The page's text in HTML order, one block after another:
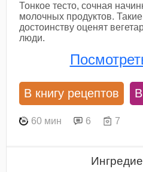
Тонкое тесто, сочная
молочных продуктов.
достоинству оценят
люди.
В книгу рецептов
60 мин 6 7